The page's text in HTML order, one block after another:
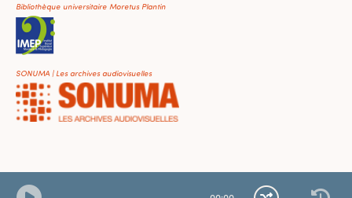
Bibliothèque universitaire Moretus Plantin
SONUMA | Les archives audiovisuelles